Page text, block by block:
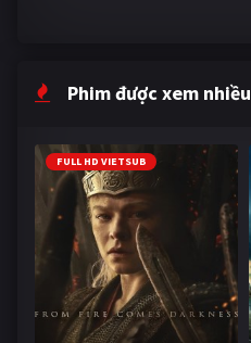
Phim được xem nhiều
FULL HD VIETSUB